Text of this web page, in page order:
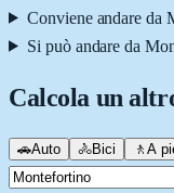
Conviene andare da
Si può andare da
Calcola un
🚗Auto 🚴Bici 🚶 A